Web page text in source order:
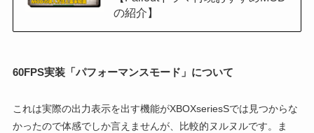
の紹介】
60FPS実装「パフォーマンスモード」について
これは実際の出力表示を出す機能がXBOXseriesSでは見つからな
かったので体感でしか言えませんが、比較的ヌルヌルです。ま